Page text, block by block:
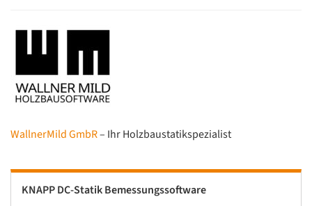
WallnerMild GmbR– Ihr Holzbaustatikspezialist
KNAPP DC-Statik Bemessungssoftware